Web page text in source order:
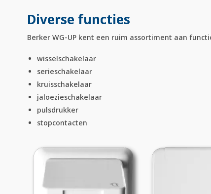
Diverse functies
Berker WG-UP kent een ruim assortiment aan
wisselschakelaar
serieschakelaar
kruisschakelaar
jaloezieschakelaar
pulsdrukker
stopcontacten